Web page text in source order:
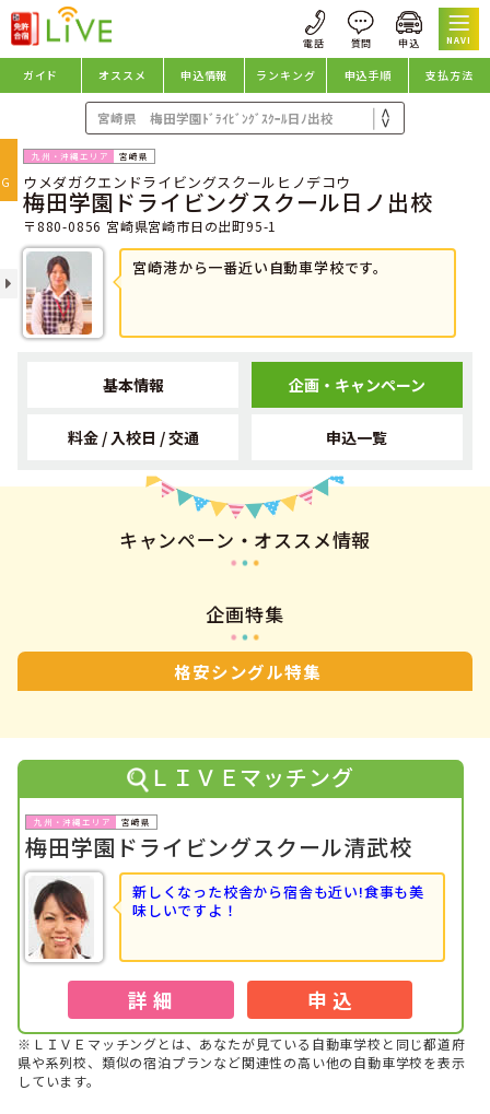
NAVI
ガイド オススメ 申込情報 ランキング 申込手順 支払方法
宮崎県
ウメダガクエンドライビングスクールヒノデコウ
梅田学園ドライビングスクール日ノ出校
〒880-0856 宮崎県宮崎市日の出町95-1
宮崎港から一番近い自動車学校です。
基本情報 企画・キャンペーン
料金 / 入校日 / 交通 申込一覧
キャンペーン・オススメ情報
企画特集
格安シングル特集
ＬＩＶＥマッチング
宮崎県
梅田学園ドライビングスクール清武校
新しくなった校舎から宿舎も近い!食事も美
味しいですよ！
詳 細 申 込
※ＬＩＶＥマッチングとは、あなたが見ている自動車学校と同じ都道府
県や系列校、類似の宿泊プランなど関連性の高い他の自動車学校を表示
しています。